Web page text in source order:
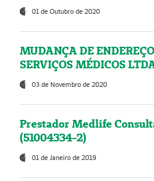
01 de Outubro de 2020
MUDANÇA DE
SERVIÇOS MÉDICOS
03 de Novembro de 2020
Prestador Medlife
(51004334-2)
01 de Janeiro de 2019